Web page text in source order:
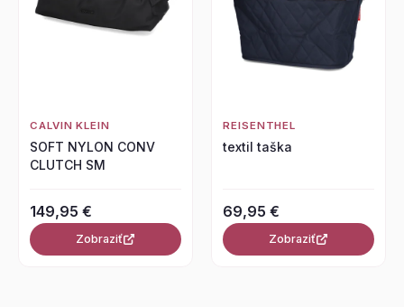
CALVIN KLEIN
SOFT NYLON CONV
CLUTCH SM
149,95 €
Zobraziť
REISENTHEL
textil taška
69,95 €
Zobraziť